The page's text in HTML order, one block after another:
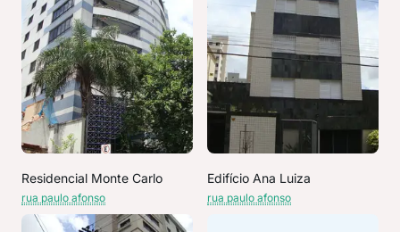
Residencial Monte Carlo
rua paulo afonso
Edifício Ana Luiza
rua paulo afonso